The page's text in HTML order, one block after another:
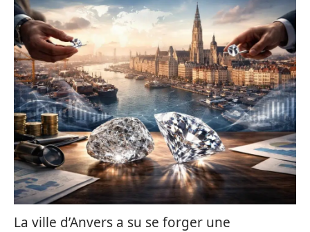
La ville d’Anvers a su se forger une